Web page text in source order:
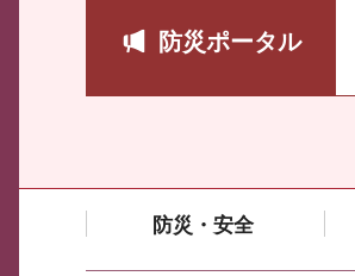
防災ポータル
防災・安全